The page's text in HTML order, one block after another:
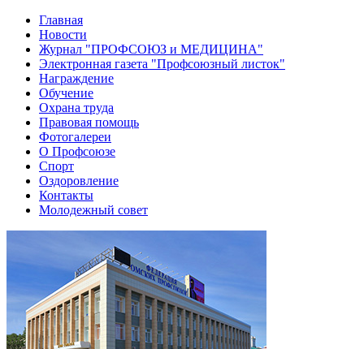
Главная
Новости
Журнал "ПРОФСОЮЗ и МЕДИЦИНА"
Электронная газета "Профсоюзный листок"
Награждение
Обучение
Охрана труда
Правовая помощь
Фотогалереи
О Профсоюзе
Спорт
Оздоровление
Контакты
Молодежный совет